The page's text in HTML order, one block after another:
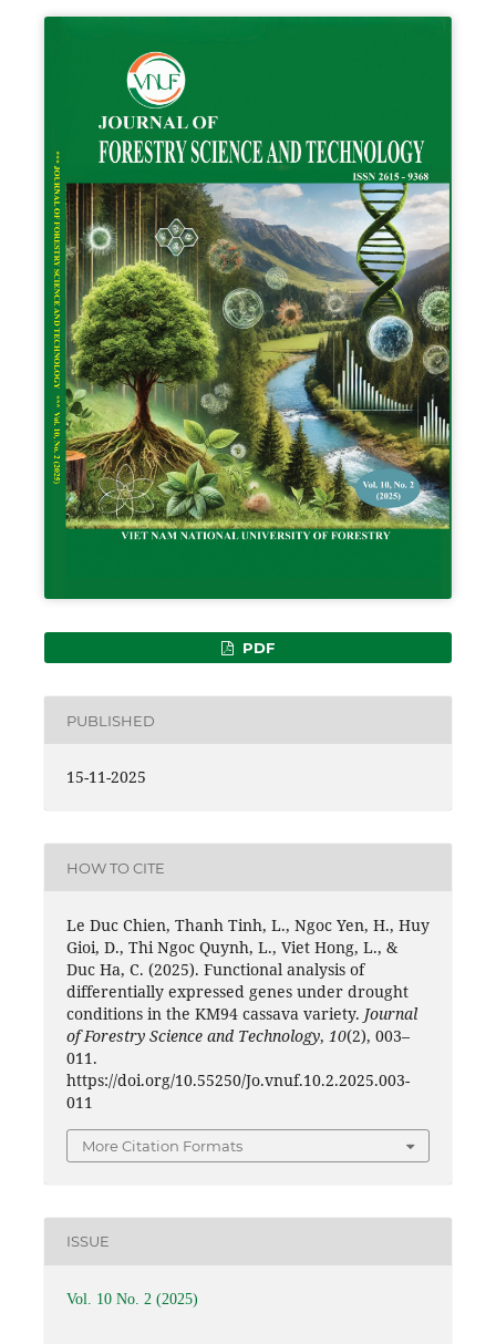
PDF
PUBLISHED
15-11-2025
HOW TO CITE
Le Duc Chien, Thanh Tinh, L., Ngoc Yen, H., Huy
Gioi, D., Thi Ngoc Quynh, L., Viet Hong, L., &
Duc Ha, C. (2025). Functional analysis of
differentially expressed genes under drought
conditions in the KM94 cassava variety. Journal
of Forestry Science and Technology, 10(2), 003–
011.
https://doi.org/10.55250/Jo.vnuf.10.2.2025.003-
011
More Citation Formats
ISSUE
Vol. 10 No. 2 (2025)